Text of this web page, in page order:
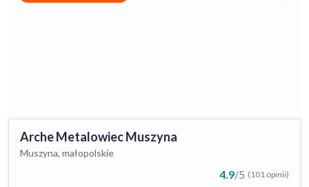
Arche Metalowiec Muszyna
Muszyna, małopolskie
4.9/5 (101 opinii)